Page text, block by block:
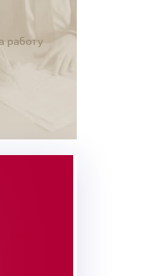
работу